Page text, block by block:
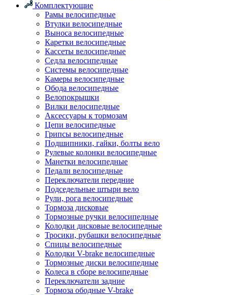
Комплектующие
Рамы велосипедные
Втулки велосипедные
Выноса велосипедные
Каретки велосипедные
Кассеты велосипедные
Седла велосипедные
Системы велосипедные
Камеры велосипедные
Обода велосипедные
Велопокрышки
Вилки велосипедные
Аксессуары к тормозам
Цепи велосипедные
Грипсы велосипедные
Подшипники, гайки, болты вело
Рулевые колонки велосипедные
Манетки велосипедные
Педали велосипедные
Переключатели передние
Подседельные штыри вело
Рули, рога велосипедные
Тормоза дисковые
Тормозные ручки велосипедные
Колодки дисковые велосипедные
Тросики, рубашки велосипедные
Спицы велосипедные
Колодки V-brake велосипедные
Тормозные диски велосипедные
Колеса в сборе велосипедные
Переключатели задние
Тормоза ободные V-brake